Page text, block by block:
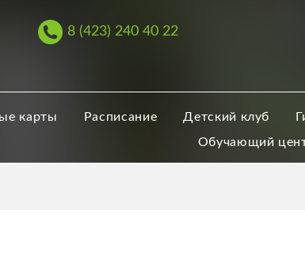
8 (423) 240 40 22
карты Расписание Детский клуб
Обучающий